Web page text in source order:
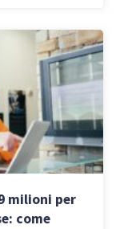
milioni per
come